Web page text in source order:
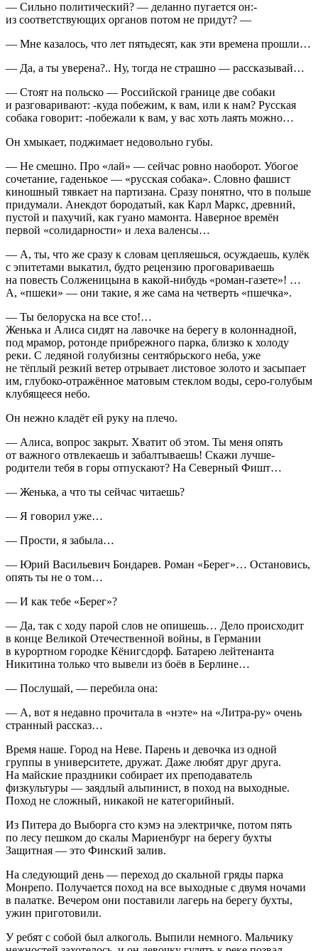
— Сильно политический? — деланно пугается он:-
из соответствующих органов потом не придут? —
— Мне казалось, что лет пятьдесят, как эти времена прошли…
— Да, а ты уверена?.. Ну, тогда не страшно — рассказывай…
— Стоят на польско — Российской границе две собаки
и разговаривают: -куда побежим, к вам, или к нам? Русская
собака говорит: -побежали к вам, у вас хоть лаять можно…
Он хмыкает, поджимает недовольно губы.
— Не смешно. Про «лай» — сейчас ровно наоборот. Убогое
сочетание, гаденькое — «русская собака». Словно фашист
киношный тявкает на партизана. Сразу понятно, что в польше
придумали. Анекдот бородатый, как Карл Маркс, древний,
пустой и пахучий, как гуано мамонта. Наверное времён
первой «солидарности» и леха валенсы…
— А, ты, что же сразу к словам цепляешься, осуждаешь, кулёк
с эпитетами выкатил, будто рецензию проговариваешь
на повесть Солженицына в какой-нибудь «роман-газете»! …
А, «пшеки» — они такие, я же сама на четверть «пшечка».
— Ты белоруска на все сто!…
Женька и Алиса сидят на лавочке на берегу в колоннадной,
под мрамор, ротонде прибрежного парка, близко к холоду
реки. С ледяной голубизны сентябрьского неба, уже
не тёплый резкий ветер отрывает листовое золото и засыпает
им, глубоко-отражённое матовым стеклом воды, серо-голубым
клубящееся небо.
Он нежно кладёт ей руку на плечо.
— Алиса, вопрос закрыт. Хватит об этом. Ты меня опять
от важного отвлекаешь и забалтываешь! Скажи лучше-
родители тебя в горы отпускают? На Северный Фишт…
— Женька, а что ты сейчас читаешь?
— Я говорил уже…
— Прости, я забыла…
— Юрий Васильевич Бондарев. Роман «Берег»… Остановись,
опять ты не о том…
— И как тебе «Берег»?
— Да, так с ходу парой слов не опишешь… Дело происходит
в конце Великой Отечественной войны, в Германии
в курортном городке Кёнигсдорф. Батарею лейтенанта
Никитина только что вывели из боёв в Берлине…
— Послушай, — перебила она:
— А, вот я недавно прочитала в «нэте» на «Литра-ру» очень
странный рассказ…
Время наше. Город на Неве. Парень и девочка из одной
группы в университете, дружат. Даже любят друг друга.
На майские праздники собирает их преподаватель
физкультуры — заядлый альпинист, в поход на выходные.
Поход не сложный, никакой не категорийный.
Из Питера до Выборга сто кэмэ на электричке, потом пять
по лесу пешком до скалы Мариенбург на берегу бухты
Защитная — это Финский залив.
На следующий день — переход до скальной гряды парка
Монрепо. Получается поход на все выходные с двумя ночами
в палатке. Вечером они поставили лагерь на берегу бухты,
ужин приготовили.
У ребят с собой был алкоголь. Выпили немного. Мальчику